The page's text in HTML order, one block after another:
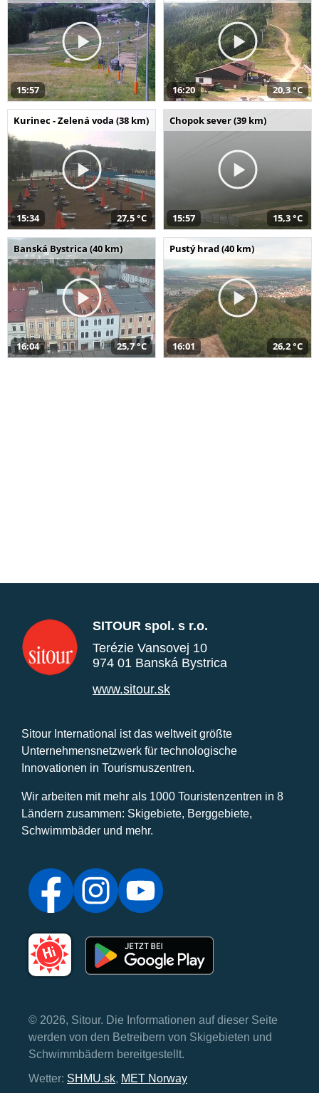
15:57 16:20 20,3 °C
Kurinec - Zelená voda (38 km)
15:34 27,5 °C
Chopok sever (39 km)
15:57 15,3 °C
Banská Bystrica (40 km)
16:04 25,7 °C
Pustý hrad (40 km)
16:01 26,2 °C
SITOUR spol. s r.o.
Terézie Vansovej 10
974 01 Banská Bystrica
www.sitour.sk
Sitour International ist das weltweit größte
Unternehmensnetzwerk für technologische
Innovationen in Tourismuszentren.
Wir arbeiten mit mehr als 1000 Touristenzentren in 8
Ländern zusammen: Skigebiete, Berggebiete,
Schwimmbäder und mehr.
© 2026, Sitour. Die Informationen auf dieser Seite
werden von den Betreibern von Skigebieten und
Schwimmbädern bereitgestellt.
Wetter: SHMU.sk, MET Norway